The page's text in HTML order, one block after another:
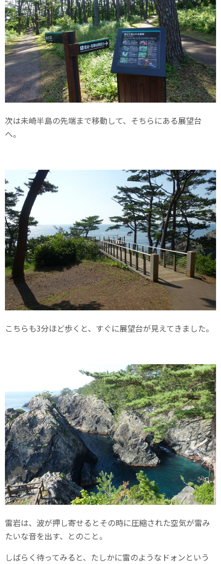
次は未崎半島の先端まで移動して、そちらにある展望台
へ。
こちらも3分ほど歩くと、すぐに展望台が見えてきました。
雷岩は、波が押し寄せるとその時に圧縮された空気が雷み
たいな音を出す、とのこと。
しばらく待ってみると、たしかに雷のようなドォンという